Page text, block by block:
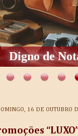
Digno de
16 DE OUTUBRO